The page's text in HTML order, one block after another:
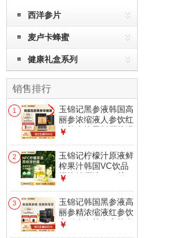
西洋参片
麦卢卡蜂蜜
健康礼盒系列
销售排行
1
玉锦记黑参液韩国高
丽参浓缩液人参饮红
参礼盒炫黑版原装进
补】1盒* 10ml*30
包
￥
2
玉锦记柠檬汁原液鲜
榨果汁韩国VC饮品
烘焙纯原汁NFC柠
原液-14包,西班牙菲
诺柠檬
￥
3
玉锦记韩国黑参液高
丽参精浓缩液红参饮
高稀有皂苷人参礼盒
￥